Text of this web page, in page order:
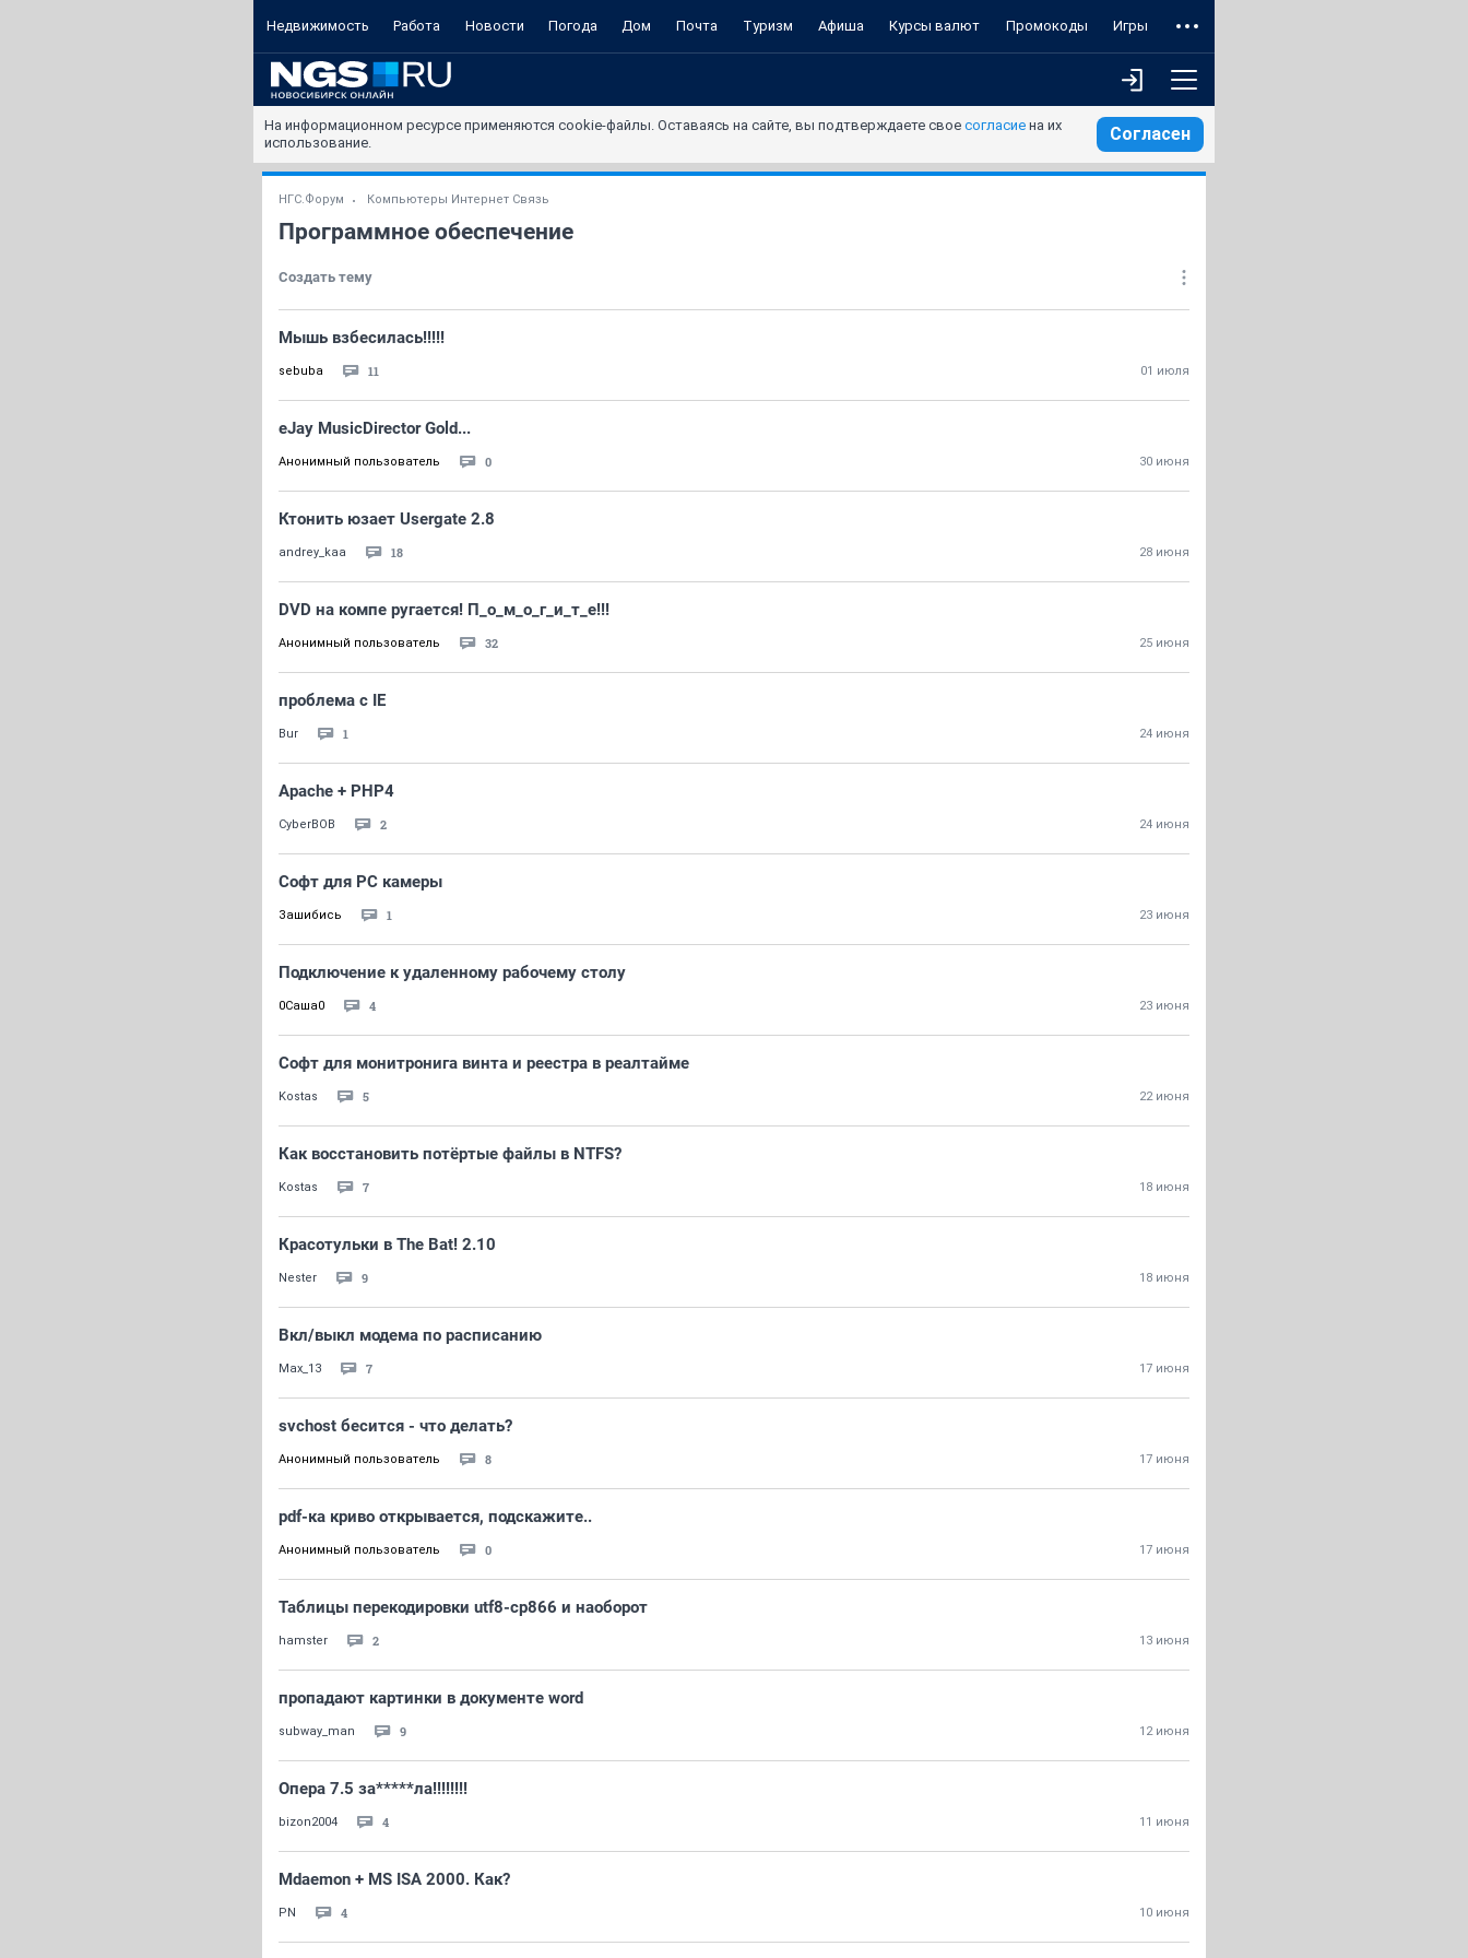
Недвижимость Работа Новости Погода Дом Почта Туризм Афиша Курсы валют Промокоды Игры
На информационном ресурсе применяются cookie-файлы. Оставаясь на сайте, вы подтверждаете свое согласие на их
использование.
Согласен
НГС.Форум Компьютеры Интернет Связь
Программное обеспечение
Создать тему
Мышь взбесилась!!!!!
sebuba 11 01 июля
eJay MusicDirector Gold...
Анонимный пользователь 0 30 июня
Ктонить юзает Usergate 2.8
andrey_kaa 18 28 июня
DVD на компе ругается! П_о_м_о_г_и_т_е!!!
Анонимный пользователь 32 25 июня
проблема с IE
Bur 1 24 июня
Apache + PHP4
CyberBOB 2 24 июня
Софт для PC камеры
Зашибись 1 23 июня
Подключение к удаленному рабочему столу
0Саша0 4 23 июня
Софт для монитронига винта и реестра в реалтайме
Kostas 5 22 июня
Как восстановить потёртые файлы в NTFS?
Kostas 7 18 июня
Красотульки в The Bat! 2.10
Nestеr 9 18 июня
Вкл/выкл модема по расписанию
Max_13 7 17 июня
svchost бесится - что делать?
Анонимный пользователь 8 17 июня
pdf-ка криво открывается, подскажите..
Анонимный пользователь 0 17 июня
Таблицы перекодировки utf8-cp866 и наоборот
hamster 2 13 июня
пропадают картинки в документе word
subway_man 9 12 июня
Опера 7.5 за*****ла!!!!!!!!
bizon2004 4 11 июня
Mdaemon + MS ISA 2000. Как?
PN 4 10 июня